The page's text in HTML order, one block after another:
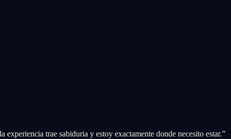
trae sabiduria y estoy exactamente donde necesito estar.”